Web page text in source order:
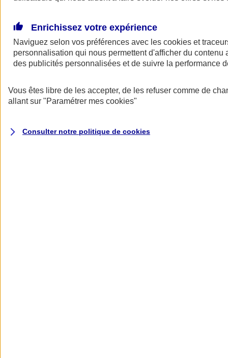
AXA Assurance
Enrichissez votre expérience
Naviguez selon vos préférences avec les cookies et
personnalisation qui nous permettent d'afficher du contenu
des publicités personnalisées et de suivre la performance
Vous êtes libre de les accepter, de les refuser comme de
allant sur "Paramétrer mes cookies"
Consulter notre politique de cookies